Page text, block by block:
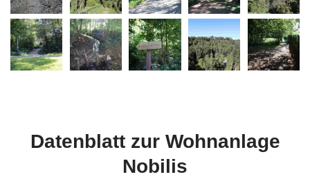
Datenblatt zur Wohnanlage
Nobilis